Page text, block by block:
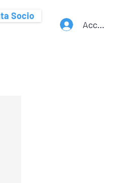
Socio
Accedi